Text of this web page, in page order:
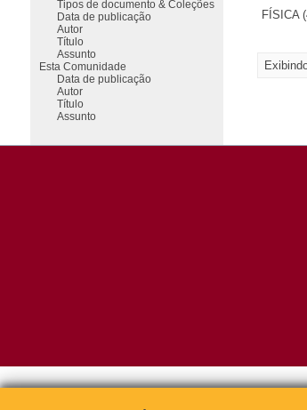
FÍSICA
Tipos de documento & Coleções
Data de publicação
Autor
Título
Assunto
Esta Comunidade
Data de publicação
Autor
Título
Assunto